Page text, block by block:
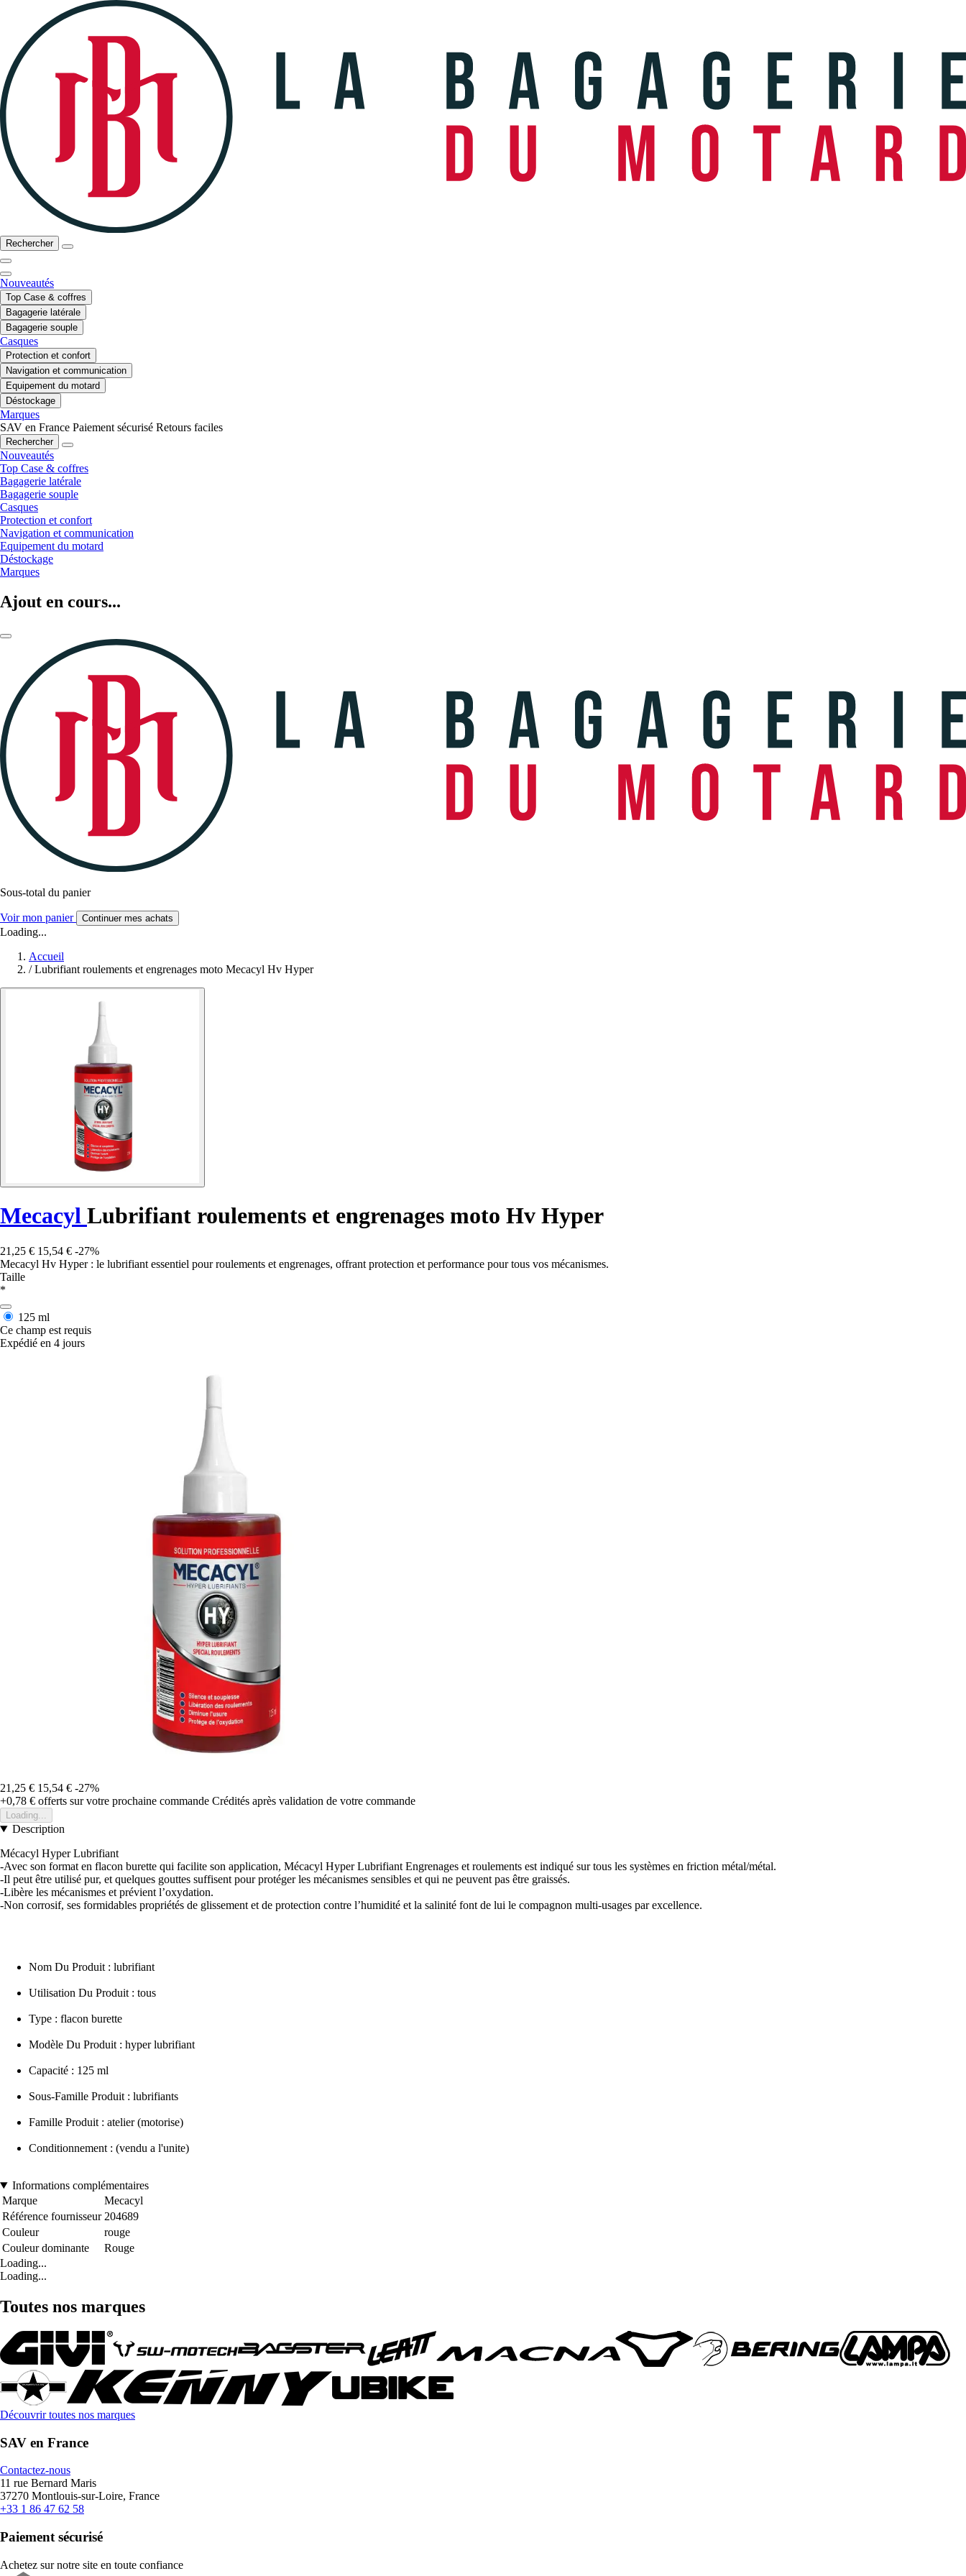
Rechercher
Nouveautés
Top Case & coffres
Bagagerie latérale
Bagagerie souple
Casques
Protection et confort
Navigation et communication
Equipement du motard
Déstockage
Marques
SAV en France Paiement sécurisé Retours faciles
Rechercher
Nouveautés
Top Case & coffres
Bagagerie latérale
Bagagerie souple
Casques
Protection et confort
Navigation et communication
Equipement du motard
Déstockage
Marques
Ajout en cours...
Sous-total du panier
Voir mon panier Continuer mes achats
Loading...
Accueil
/ Lubrifiant roulements et engrenages moto Mecacyl Hv Hyper
Mecacyl Lubrifiant roulements et engrenages moto Hv Hyper
21,25 € 15,54 € -27%
Mecacyl Hv Hyper : le lubrifiant essentiel pour roulements et engrenages, offrant protection et performance pour tous vos mécanismes.
Taille
*
125 ml
Ce champ est requis
Expédié en 4 jours
21,25 € 15,54 € -27%
+0,78 € offerts sur votre prochaine commande Crédités après validation de votre commande
Loading...
Description
Mécacyl Hyper Lubrifiant
-Avec son format en flacon burette qui facilite son application, Mécacyl Hyper Lubrifiant Engrenages et roulements est indiqué sur tous les systèmes en friction métal/métal.
-Il peut être utilisé pur, et quelques gouttes suffisent pour protéger les mécanismes sensibles et qui ne peuvent pas être graissés.
-Libère les mécanismes et prévient l’oxydation.
-Non corrosif, ses formidables propriétés de glissement et de protection contre l’humidité et la salinité font de lui le compagnon multi-usages par excellence.
Nom Du Produit : lubrifiant
Utilisation Du Produit : tous
Type : flacon burette
Modèle Du Produit : hyper lubrifiant
Capacité : 125 ml
Sous-Famille Produit : lubrifiants
Famille Produit : atelier (motorise)
Conditionnement : (vendu a l'unite)
Informations complémentaires
Marque
Mecacyl
Référence fournisseur 204689
Couleur
rouge
Couleur dominante
Rouge
Loading...
Loading...
Toutes nos marques
Découvrir toutes nos marques
SAV en France
Contactez-nous
11 rue Bernard Maris
37270 Montlouis-sur-Loire, France
+33 1 86 47 62 58
Paiement sécurisé
Achetez sur notre site en toute confiance